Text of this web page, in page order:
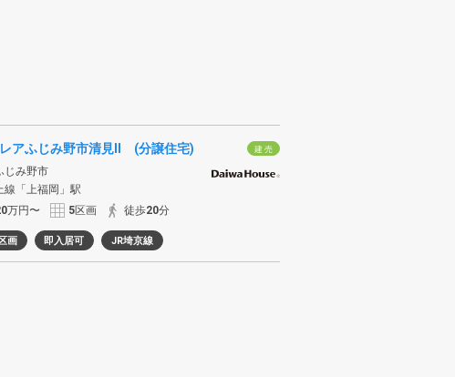
建 売
アふじみ野市清見II (分譲住宅)
じみ野市
線「上福岡」駅
万円〜 5区画 徒歩20分
画 即入居可 JR埼京線